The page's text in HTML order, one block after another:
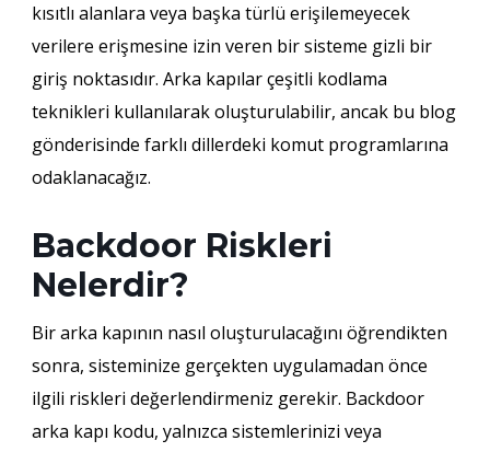
kısıtlı alanlara veya başka türlü erişilemeyecek
verilere erişmesine izin veren bir sisteme gizli bir
giriş noktasıdır. Arka kapılar çeşitli kodlama
teknikleri kullanılarak oluşturulabilir, ancak bu blog
gönderisinde farklı dillerdeki komut programlarına
odaklanacağız.
Backdoor Riskleri
Nelerdir?
Bir arka kapının nasıl oluşturulacağını öğrendikten
sonra, sisteminize gerçekten uygulamadan önce
ilgili riskleri değerlendirmeniz gerekir. Backdoor
arka kapı kodu, yalnızca sistemlerinizi veya